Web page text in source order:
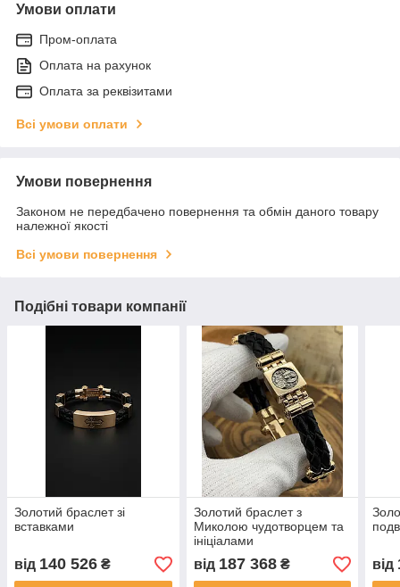
Умови оплати
Пром-оплата
Оплата на рахунок
Оплата за реквізитами
Всі умови оплати
Умови повернення
Законом не передбачено повернення та обмін даного товару
належної якості
Всі умови повернення
Подібні товари компанії
Золотий браслет зі
вставками
від 140 526 ₴
Золотий браслет з
Миколою чудотворцем та
ініціалами
від 187 368₴ від